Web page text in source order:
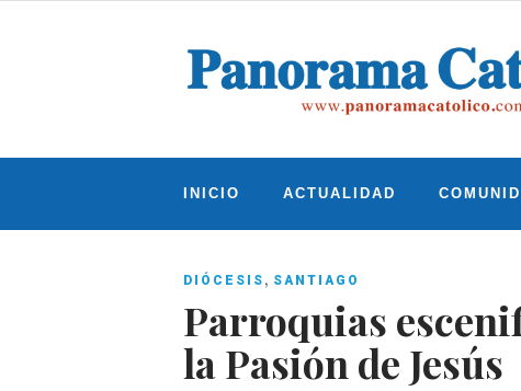
INICIO ACTUALIDAD
DIÓCESIS , SANTIAGO
Parroquias
la Pasión de Jesús